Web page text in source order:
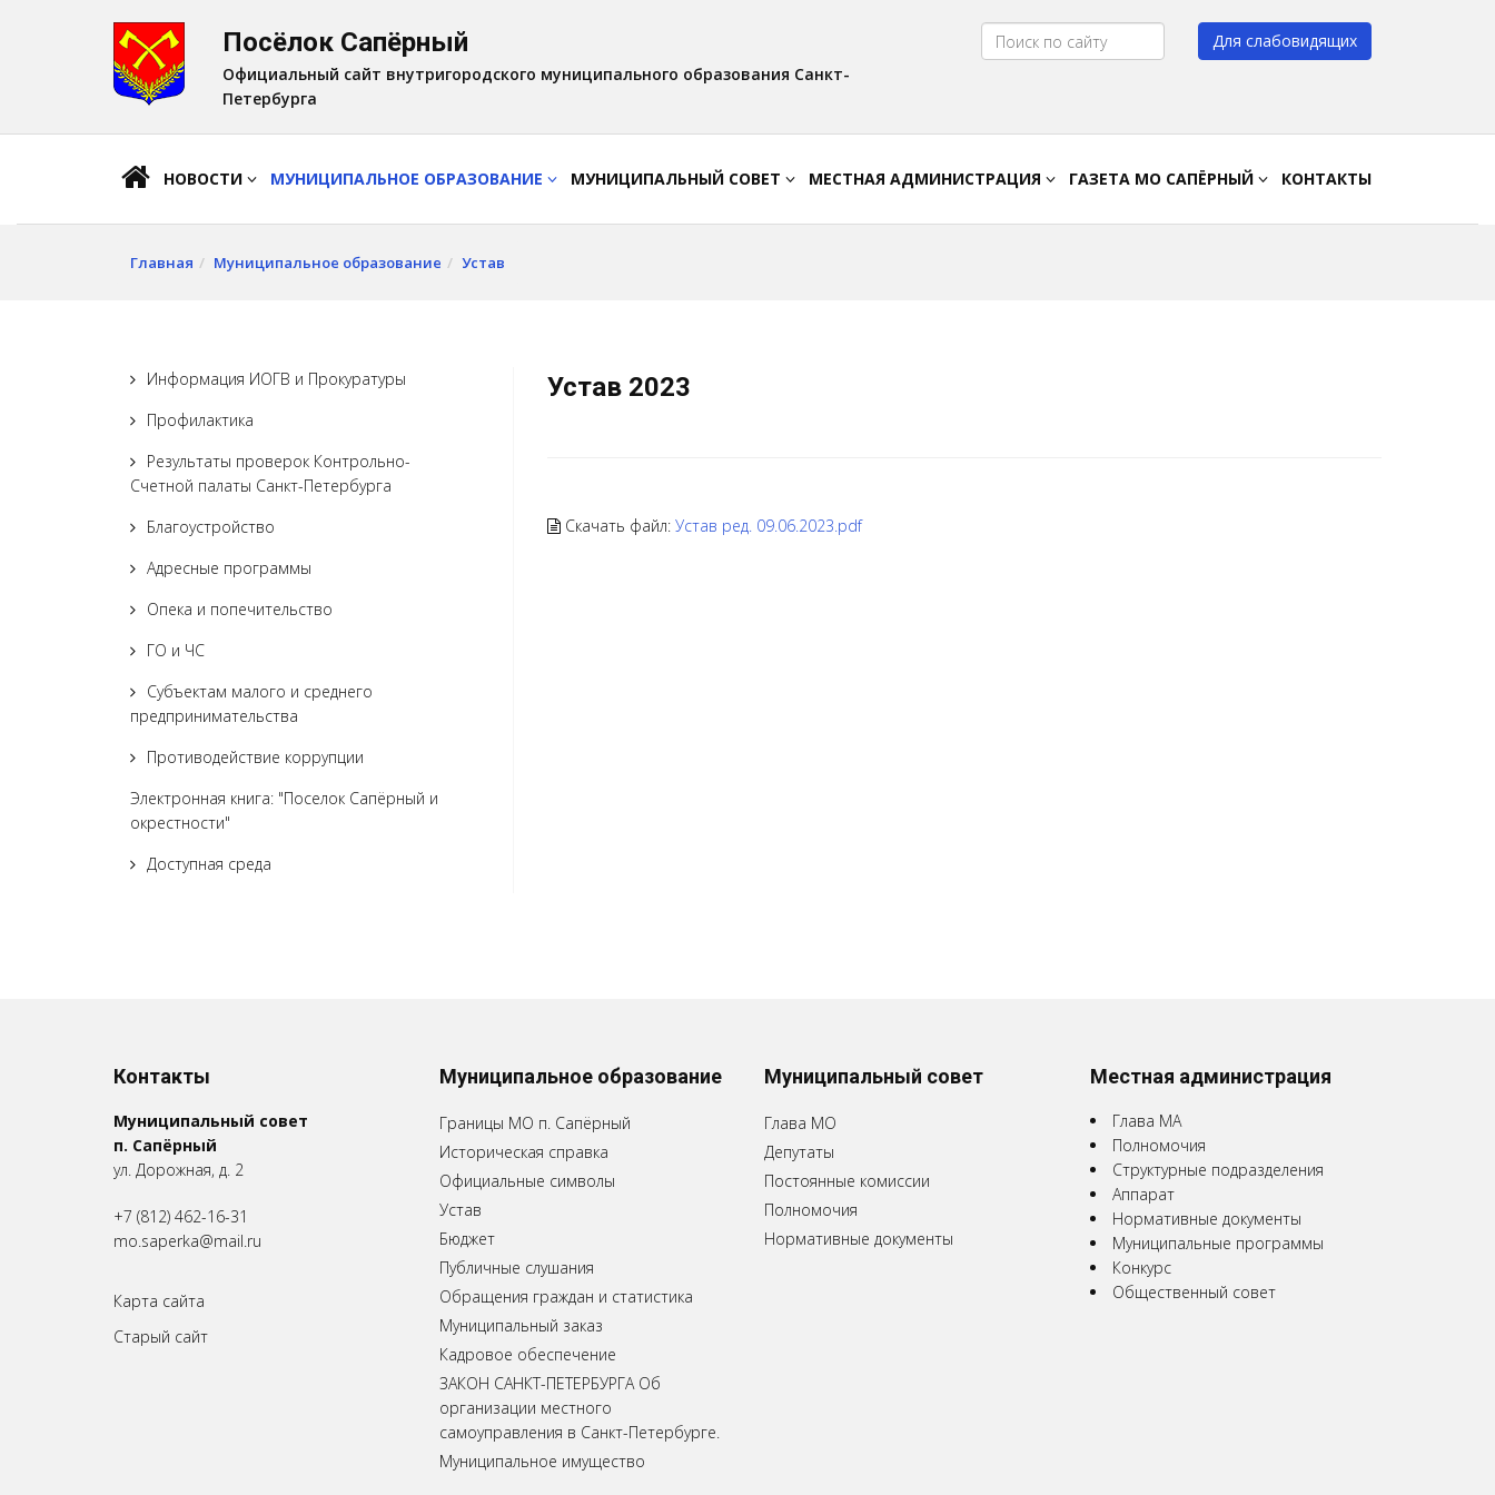
Шрифт:
A A Цвет:A A A A
Посёлок Сапёрный
Официальный сайт внутригородского муниципального образования Санкт-
Петербурга
Для слабовидящих
НОВОСТИ МУНИЦИПАЛЬНОЕ ОБРАЗОВАНИЕ МУНИЦИПАЛЬНЫЙ СОВЕТ МЕСТНАЯ АДМИНИСТРАЦИЯ ГАЗЕТА МО САПЁРНЫЙ КОНТАКТЫ
Главная Муниципальное образование Устав
Информация ИОГВ и Прокуратуры
Профилактика
Результаты проверок Контрольно-
Счетной палаты Санкт-Петербурга
Благоустройство
Адресные программы
Опека и попечительство
ГО и ЧС
Субъектам малого и среднего
предпринимательства
Противодействие коррупции
Электронная книга: "Поселок Сапёрный и
окрестности"
Доступная среда
Устав 2023
Скачать файл: Устав ред. 09.06.2023.pdf
Контакты
Муниципальный совет
п. Сапёрный
ул. Дорожная, д. 2
+7 (812) 462-16-31
mo.saperka@mail.ru
Карта сайта
Старый сайт
Муниципальное образование
Границы МО п. Сапёрный
Историческая справка
Официальные символы
Устав
Бюджет
Публичные слушания
Обращения граждан и статистика
Муниципальный заказ
Кадровое обеспечение
ЗАКОН САНКТ-ПЕТЕРБУРГА Об
организации местного
самоуправления в Санкт-Петербурге.
Муниципальное имущество
Муниципальный совет
Глава МО
Депутаты
Постоянные комиссии
Полномочия
Нормативные документы
Местная администрация
Глава МА
Полномочия
Структурные подразделения
Аппарат
Нормативные документы
Муниципальные программы
Конкурс
Общественный совет